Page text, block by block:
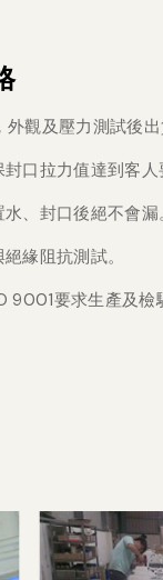
觀及壓力測試後出
口拉力值達到客人
、封口後絕不會漏
緣阻抗測試。
9001要求生產及檢